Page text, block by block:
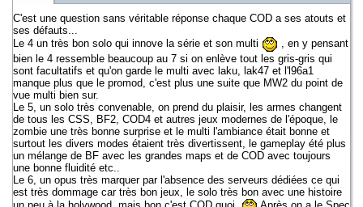
C'est une question sans véritable réponse chaque COD a ses atouts et
ses défauts...
Le 4 un très bon solo qui innove la série et son multi
, en y pensant
bien le 4 ressemble beaucoup au 7 si on enlève tout les gris-gris qui
sont facultatifs et qu'on garde le multi avec laku, lak47 et l'l96a1
manque plus que le promod, c'est plus une suite que MW2 du point de
vue multi bien sur.
Le 5, un solo très convenable, on prend du plaisir, les armes changent
de tous les CSS, BF2, COD4 et autres jeux modernes de l'époque, le
zombie une très bonne surprise et le multi l'ambiance était bonne et
surtout les divers modes étaient très divertissent, le gameplay été plus
un mélange de BF avec les grandes maps et de COD avec toujours
une bonne fluidité etc..
Le 6, un opus très marquer par l'absence des serveurs dédiées ce qui
est très dommage car très bon jeux, le solo très bon avec une histoire